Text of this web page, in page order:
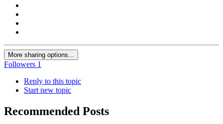
More sharing options...
Followers 1
Reply to this topic
Start new topic
Recommended Posts